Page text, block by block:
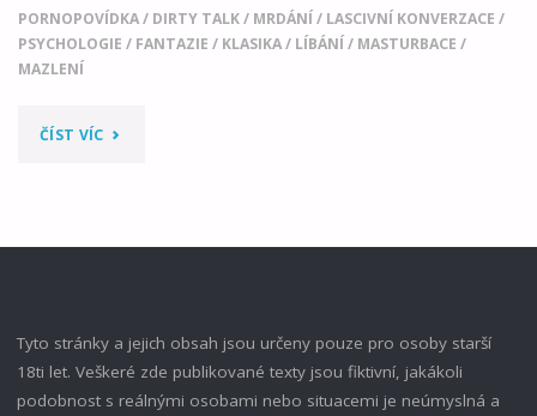
PORNOPOVÍDKA/ DIRTY TALK/ MRDÁNÍ / LASCIVNÍ KONVERZACE /
PSYCHOLOGIE / FANTAZIE / KLASIKA/ LÍBÁNÍ / MASTURBACE /
MAZLENÍ
ČÍST VÍC"PO
Tyto stránky a jejich obsah jsou určeny pouze pro osoby starší
18ti let. Veškeré zde publikované texty jsou fiktivní, jakákoli
podobnost s reálnými osobami nebo situacemi je neúmyslná a